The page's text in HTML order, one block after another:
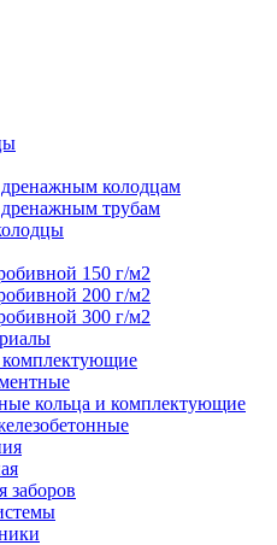
колодцам
трубам
150 г/м2
200 г/м2
300 г/м2
кольца и комплектующие
заборов